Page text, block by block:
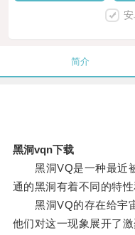
简介
黑洞vqn下载
黑洞VQ是一种最近被
通的黑洞有着不同的特性
黑洞VQ的存在给宇宙
他们对这一现象展开了激